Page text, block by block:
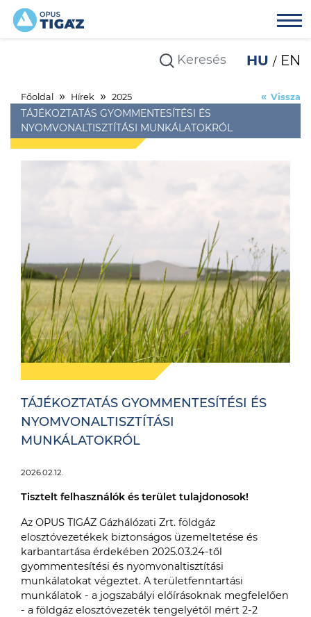
HU EN
Főoldal Hírek 2025
TÁJÉKOZTATÁS GYOMMENTESÍTÉSI ÉS
NYOMVONALTISZTÍTÁSI MUNKÁLATOKRÓL
Vissza
TÁJÉKOZTATÁS GYOMMENTESÍTÉSI ÉS
NYOMVONALTISZTÍTÁSI
MUNKÁLATOKRÓL
2026.02.12.
Tisztelt felhasználók és terület tulajdonosok!
Az OPUS TIGÁZ Gázhálózati Zrt. földgáz
elosztóvezetékek biztonságos üzemeltetése és
karbantartása érdekében 2025.03.24-től
gyommentesítési és nyomvonaltisztítási
munkálatokat végeztet. A területfenntartási
munkálatok - a jogszabályi előírásoknak megfelelően
- a földgáz elosztóvezeték tengelyétől mért 2-2